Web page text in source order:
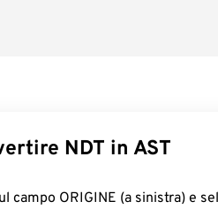
NDT in AST
campo ORIGINE (a sinistra) e